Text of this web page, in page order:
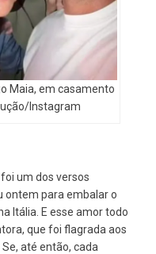
Maia, em casamento
Instagram
um dos versos
ontem para embalar o
Itália. E esse amor todo
que foi flagrada aos
até então, cada